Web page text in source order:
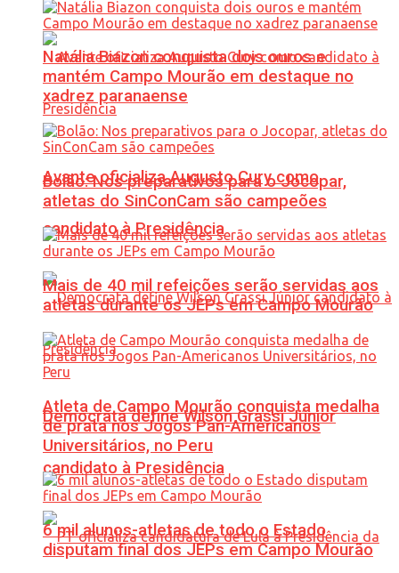
Avante oficializa Augusto Cury como
candidato à Presidência
Democrata define Wilson Grassi Júnior
candidato à Presidência
Natália Biazon conquista dois ouros e
mantém Campo Mourão em destaque no
xadrez paranaense
Bolão: Nos preparativos para o Jocopar,
atletas do SinConCam são campeões
Mais de 40 mil refeições serão servidas aos
atletas durante os JEPs em Campo Mourão
Atleta de Campo Mourão conquista medalha
de prata nos Jogos Pan-Americanos
Universitários, no Peru
6 mil alunos-atletas de todo o Estado
disputam final dos JEPs em Campo Mourão